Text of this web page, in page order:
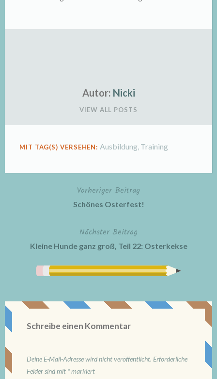
Autor: Nicki
VIEW ALL POSTS
MIT TAG(S) VERSEHEN:Ausbildung, Training
BeitragsnavigationVorheriger Beitrag
Schönes Osterfest!
Nächster Beitrag
Kleine Hunde ganz groß, Teil 22: Osterkekse
Schreibe einen Kommentar
Deine E-Mail-Adresse wird nicht veröffentlicht. Erforderliche
Felder sind mit *markiert